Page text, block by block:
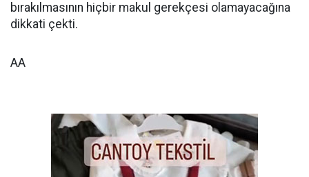
bırakılmasının hiçbir makul gerekçesi olamayacağına
dikkati çekti.
AA